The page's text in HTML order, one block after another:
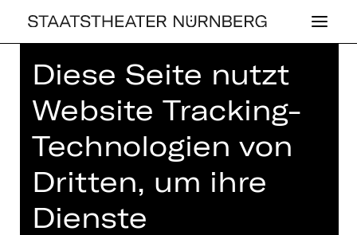
Home>Spielplan 26/27>
Talentschmiede Akademie
KONZERT
TA­LENT­SCHMIE­
Diese Seite nutzt
Website Tracking-
Technologien von
Dritten, um ihre
Dienste